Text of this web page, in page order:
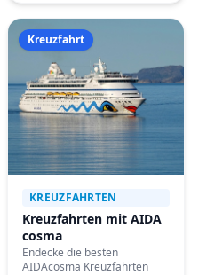
Kreuzfahrt
KREUZFAHRTEN
Kreuzfahrten mit AIDA
cosma
Endecke die besten
AIDAcosma Kreuzfahrten